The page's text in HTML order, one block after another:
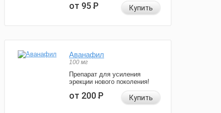
от 95Р Купить
Аванафил
100 мг
Препарат для усиления
эрекции нового поколения!
от 200Р Купить